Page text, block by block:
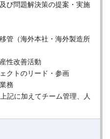
び問題解決策の提案・実施
管（海外本社・海外製造所
性改善活動
クトのリード・参画
務
記に加えてチーム管理、人